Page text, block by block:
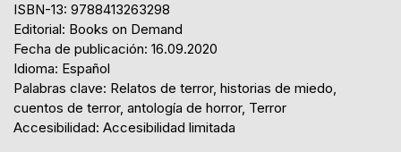
ISBN-13: 9788413263298
Editorial: Books on Demand
Fecha de publicación: 16.09.2020
Idioma: Español
Palabras clave: Relatos de terror, historias de miedo,
cuentos de terror, antología de horror, Terror
Accesibilidad: Accesibilidad limitada